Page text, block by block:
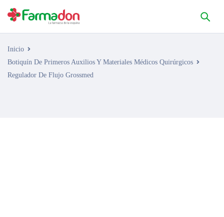
Inicio
Botiquín De Primeros Auxilios Y Materiales Médicos Quirúrgicos
Regulador De Flujo Grossmed